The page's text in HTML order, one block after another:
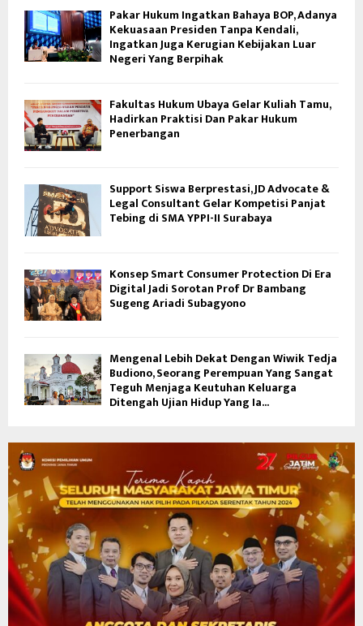
Pakar Hukum Ingatkan Bahaya BOP, Adanya
Kekuasaan Presiden Tanpa Kendali,
Ingatkan Juga Kerugian Kebijakan Luar
Negeri Yang Berpihak
Fakultas Hukum Ubaya Gelar Kuliah Tamu,
Hadirkan Praktisi Dan Pakar Hukum
Penerbangan
Support Siswa Berprestasi, JD Advocate &
Legal Consultant Gelar Kompetisi Panjat
Tebing di SMA YPPI-II Surabaya
Konsep Smart Consumer Protection Di Era
Digital Jadi Sorotan Prof Dr Bambang
Sugeng Ariadi Subagyono
Mengenal Lebih Dekat Dengan Wiwik Tedja
Budiono, Seorang Perempuan Yang Sangat
Teguh Menjaga Keutuhan Keluarga
Ditengah Ujian Hidup Yang Ia...